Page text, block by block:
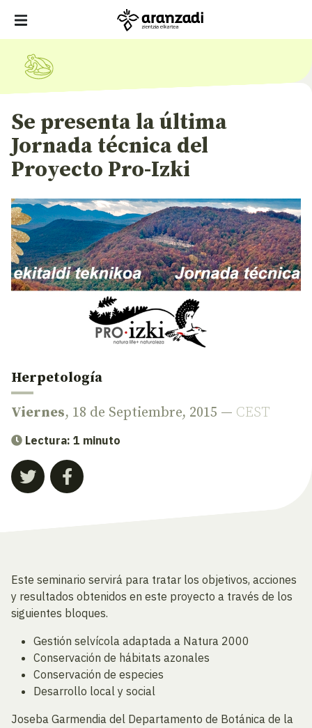
Se presenta la última
Jornada técnica del
Proyecto Pro-Izki
Herpetología
Viernes, 18 de Septiembre, 2015 — CEST
Lectura: 1 minuto
Este seminario servirá para tratar los objetivos, acciones
y resultados obtenidos en este proyecto a través de los
siguientes bloques.
Gestión selvícola adaptada a Natura 2000
Conservación de hábitats azonales
Conservación de especies
Desarrollo local y social
Joseba Garmendia del Departamento de Botánica de la